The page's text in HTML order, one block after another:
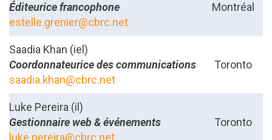
Éditeurice francophone
estelle.grenier@cbrc.net
Montréal
Saadia Khan (iel)
Coordonnateurice des communications
saadia.khan@cbrc.net
Toronto
Luke Pereira (il)
Gestionnaire web & événements
luke.pereira@cbrc.net
Toronto